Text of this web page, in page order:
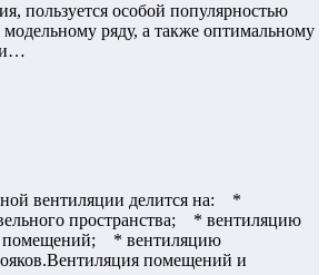
пользуется особой популярностью
ряду, а также оптимальному
и…
вентиляции делится на: *
пространства; * вентиляцию
помещений; * вентиляцию
помещений и